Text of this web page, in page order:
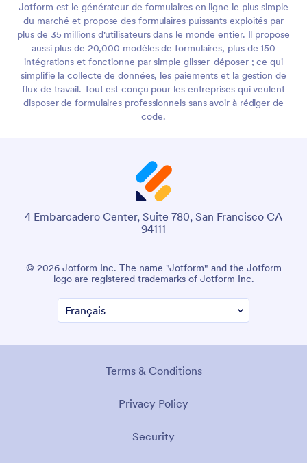
Jotform est le générateur de formulaires en ligne le plus simple
du marché et propose des formulaires puissants exploités par
plus de 35 millions d'utilisateurs dans le monde entier. Il propose
aussi plus de 20,000 modèles de formulaires, plus de 150
intégrations et fonctionne par simple glisser-déposer ; ce qui
simplifie la collecte de données, les paiements et la gestion de
flux de travail. Tout est conçu pour les entreprises qui veulent
disposer de formulaires professionnels sans avoir à rédiger de
code.
4 Embarcadero Center, Suite 780, San Francisco CA
94111
© 2026 Jotform Inc. Le nom "Jotform" et le logo Jotform
sont des marques déposées de Jotform Inc.
Conditions générales
Politique de confidentialité
Sécurité